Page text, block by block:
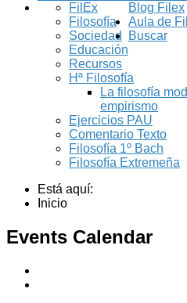
Blog Filex
FilEx
Filosofía
Sociedad
Educación
Recursos
Aula de
Hª Filosofía
La filosofía
empirismo
Ejercicios PAU
Comentario Texto
Filosofía 1º Bach
Filosofía Extremeña
Buscar
Está aquí:
Inicio
Events Calendar